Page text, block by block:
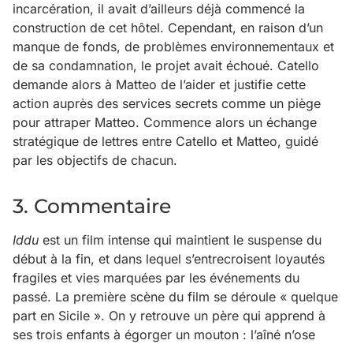
incarcération, il avait d’ailleurs déjà commencé la
construction de cet hôtel. Cependant, en raison d’un
manque de fonds, de problèmes environnementaux et
de sa condamnation, le projet avait échoué. Catello
demande alors à Matteo de l’aider et justifie cette
action auprès des services secrets comme un piège
pour attraper Matteo. Commence alors un échange
stratégique de lettres entre Catello et Matteo, guidé
par les objectifs de chacun.
3. Commentaire
Iddu est un film intense qui maintient le suspense du
début à la fin, et dans lequel s’entrecroisent loyautés
fragiles et vies marquées par les événements du
passé. La première scène du film se déroule « quelque
part en Sicile ». On y retrouve un père qui apprend à
ses trois enfants à égorger un mouton : l’aîné n’ose